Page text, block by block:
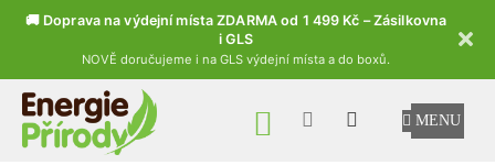
🚚 Doprava na výdejní místa ZDARMA od 1 499 Kč – Zásilkovna
i GLS
NOVĚ doručujeme i na GLS výdejní místa a do boxů.
Přejít na obsah
NÁKUPNÍ KOŠÍK